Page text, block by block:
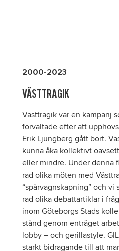
2000-2023
VÄSTTRAGIK
Västtragik var en kampanj
förvaltade efter att
Erik Ljungberg gått bort.
kunna åka kollektivt
eller mindre. Under denna
rad olika möten med
“spårvagnskapning” och vi
rad olika debattartiklar i
inom Göteborgs Stads
stånd genom enträget
lobby – och gerillastyle.
starkt bidragande till att